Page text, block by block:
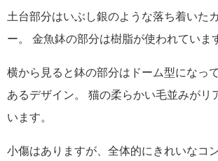
土台部分はいぶし銀のような落ち着いた
ー。 金魚鉢の部分は樹脂が使われていま
横から見ると鉢の部分はドーム型になっ
あるデザイン。 猫の柔らかい毛並みがリ
います。
小傷はありますが、全体的にきれいなコ